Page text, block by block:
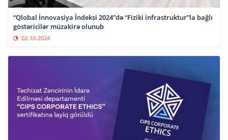
“Qlobal İnnovasiya İndeksi 2024”də “Fiziki infrastruktur”la bağlı
göstəricilər müzakirə olunub
02-10-2024